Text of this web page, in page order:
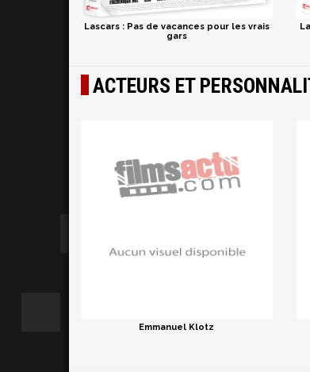
Lascars : Pas de vacances pour les vrais
gars
ACTEURS ET
Emmanuel Klotz